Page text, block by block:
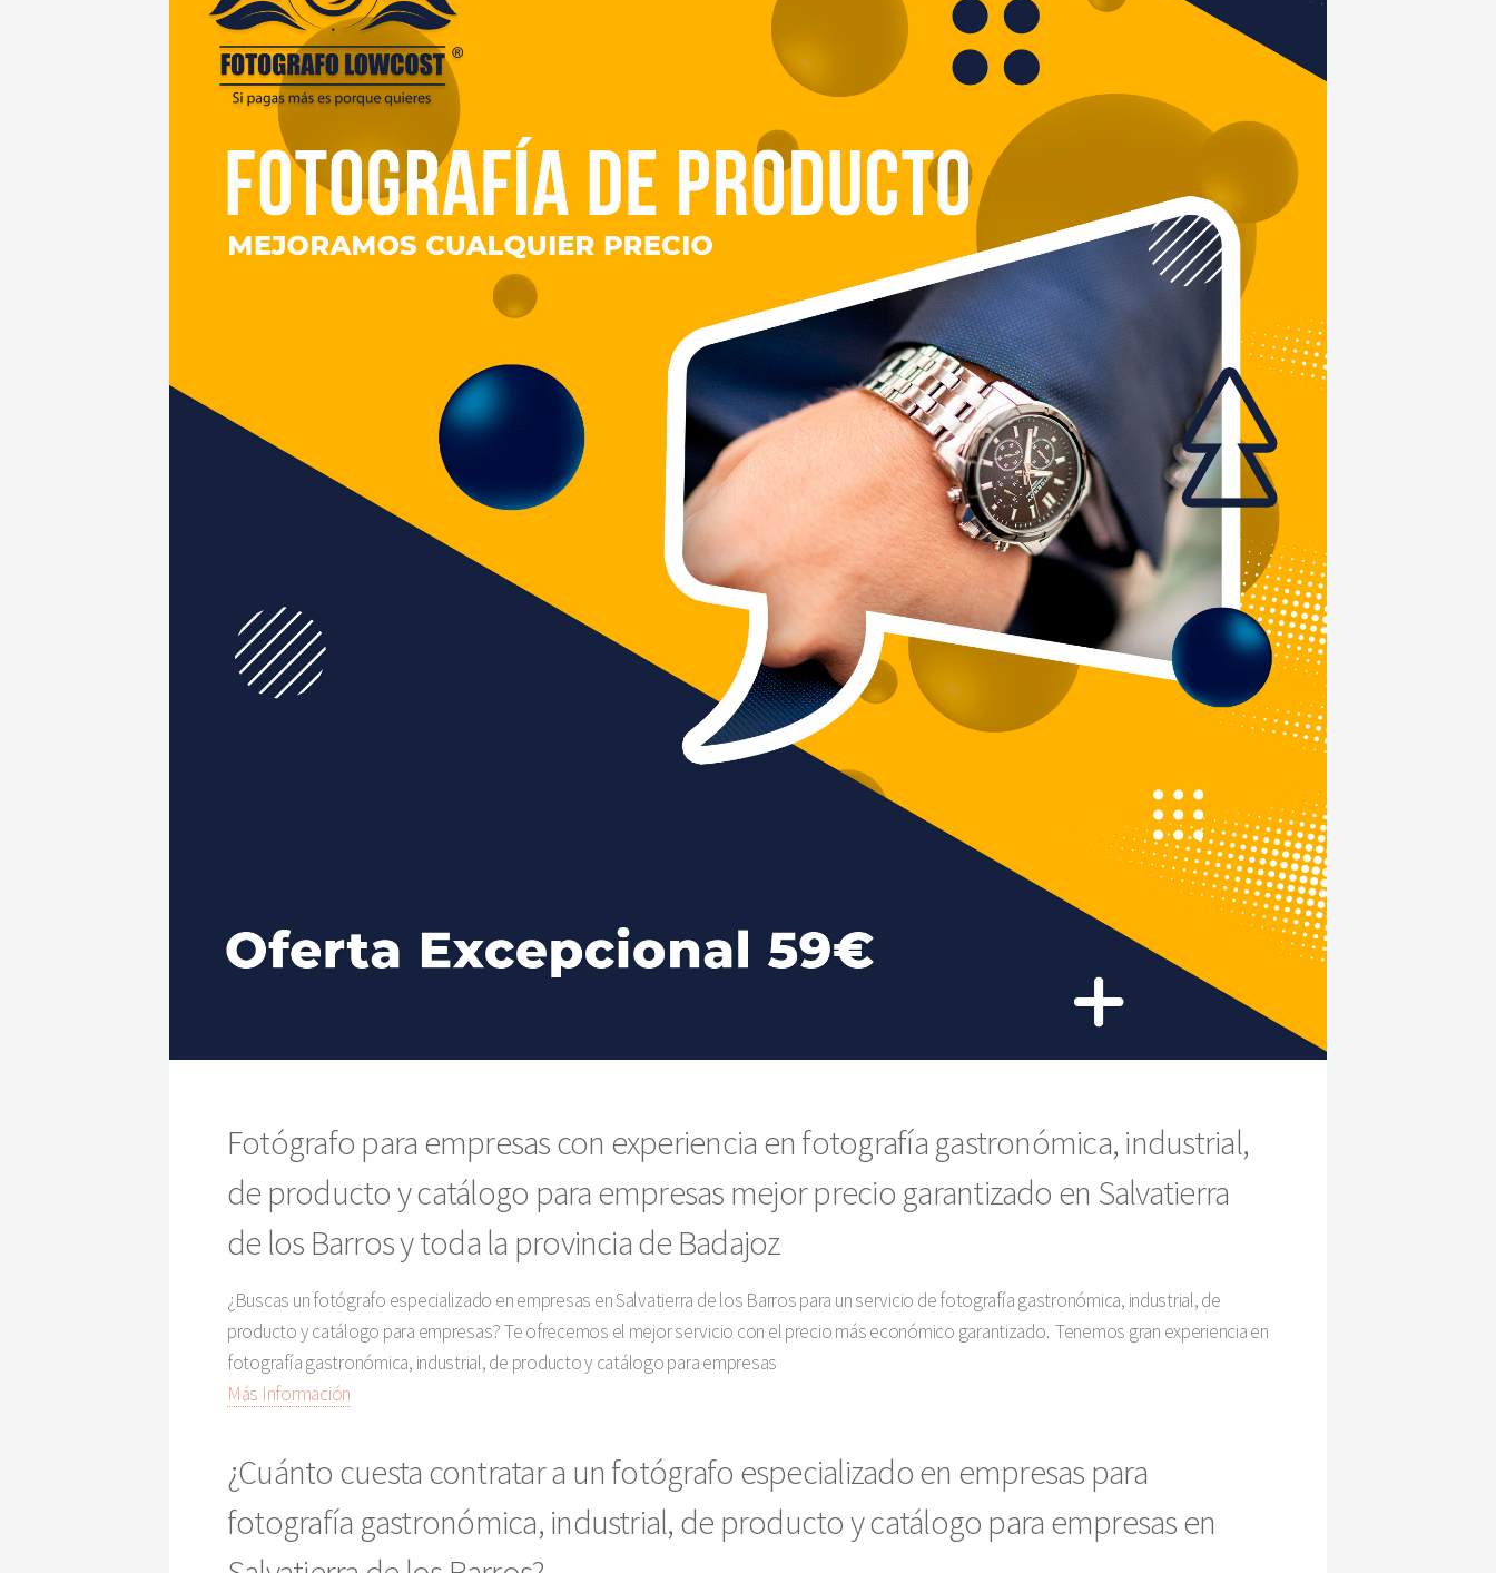
Fotógrafo para empresas con experiencia en fotografía gastronómica, industrial,
de producto y catálogo para empresas mejor precio garantizado en Salvatierra
de los Barros y toda la provincia de Badajoz
¿Buscas un fotógrafo especializado en empresas en Salvatierra de los Barros para un servicio de fotografía gastronómica, industrial, de
producto y catálogo para empresas? Te ofrecemos el mejor servicio con el precio más económico garantizado. Tenemos gran experiencia en
fotografía gastronómica, industrial, de producto y catálogo para empresas
Más Información
¿Cuánto cuesta contratar a un fotógrafo especializado en empresas para
fotografía gastronómica, industrial, de producto y catálogo para empresas en